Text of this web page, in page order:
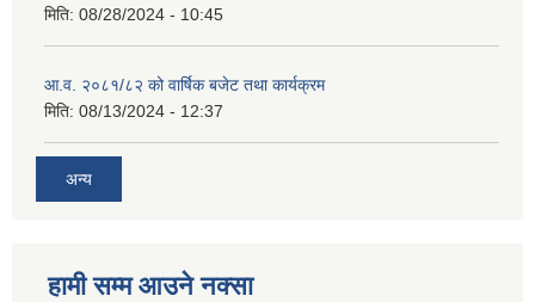
मिति: 08/28/2024 - 10:45
आ.व. २०८१/८२ को वार्षिक बजेट तथा कार्यक्रम
मिति: 08/13/2024 - 12:37
अन्य
हामी सम्म आउने नक्सा